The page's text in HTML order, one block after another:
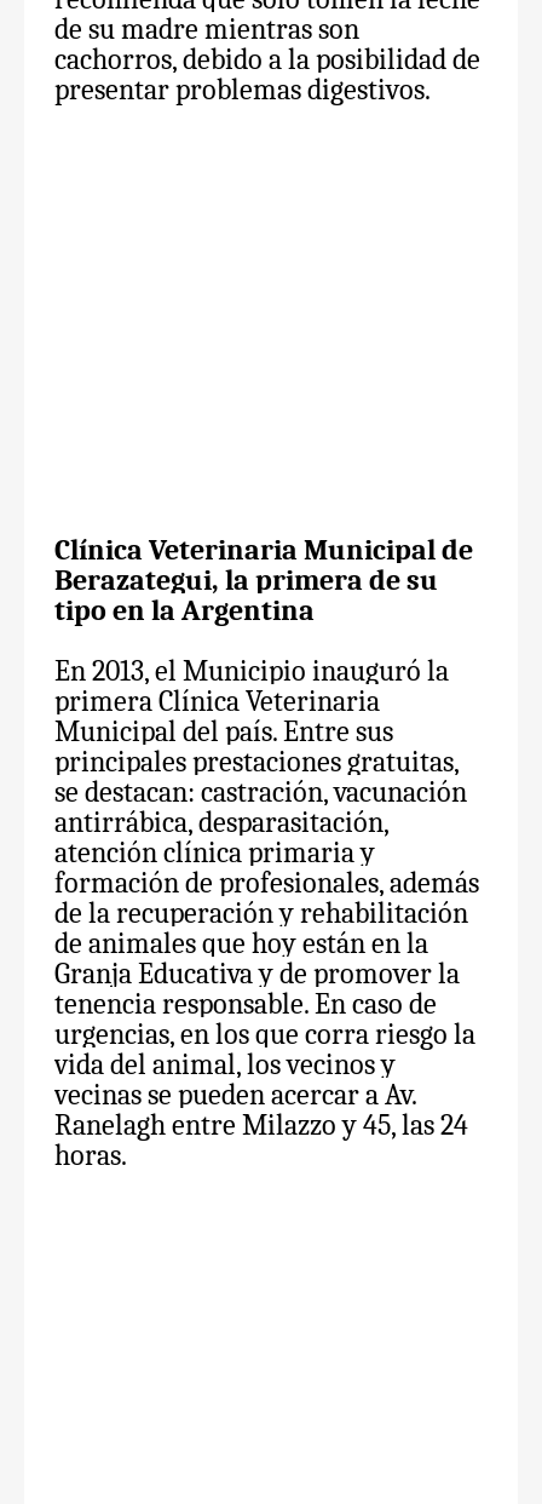
de su madre mientras son
cachorros, debido a la posibilidad de
presentar problemas digestivos.
Clínica Veterinaria Municipal de
Berazategui, la primera de su
tipo en la Argentina
En 2013, el Municipio inauguró la
primera Clínica Veterinaria
Municipal del país. Entre sus
principales prestaciones gratuitas,
se destacan: castración, vacunación
antirrábica, desparasitación,
atención clínica primaria y
formación de profesionales, además
de la recuperación y rehabilitación
de animales que hoy están en la
Granja Educativa y de promover la
tenencia responsable. En caso de
urgencias, en los que corra riesgo la
vida del animal, los vecinos y
vecinas se pueden acercar a Av.
Ranelagh entre Milazzo y 45, las 24
horas.